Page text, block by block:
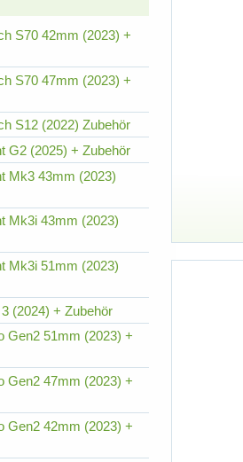
S70 42mm (2023) +
S70 47mm (2023) +
S12 (2022) Zubehör
G2 (2025) + Zubehör
Mk3 43mm (2023)
Mk3i 43mm (2023)
Mk3i 51mm (2023)
(2024) + Zubehör
Gen2 51mm (2023) +
Gen2 47mm (2023) +
Gen2 42mm (2023) +